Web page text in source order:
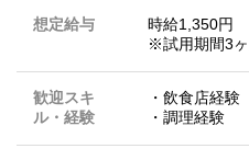
想定給与
時給1,350円
※試用期間3ヶ
歓迎スキ
ル・経験
・飲食店経験
・調理経験